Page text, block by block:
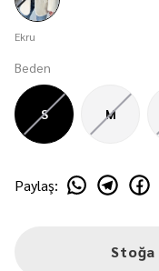
Ekru
Beden
S M
Paylaş:
Stoğa